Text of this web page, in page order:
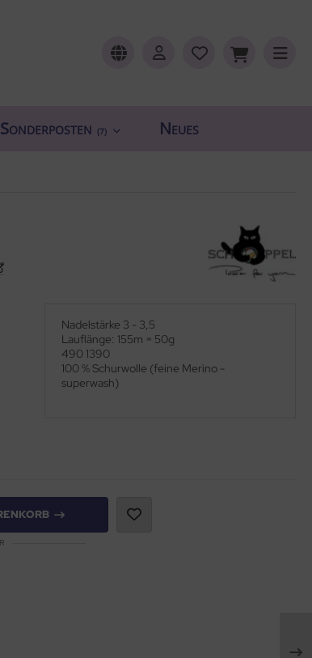
Sonderposten (7) Neues
Nadelstärke 3 - 3,5
Lauflänge: 155m = 50g
490 1390
100 % Schurwolle (feine Merino -
superwash)